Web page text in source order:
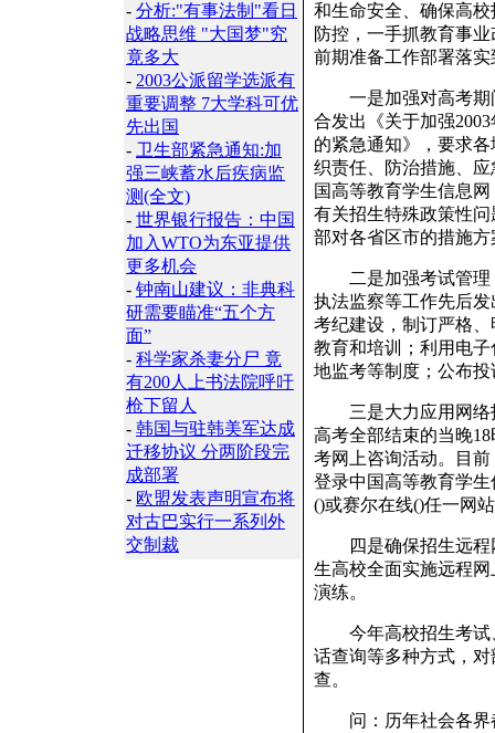
- 分析:"有事法制"看日
战略思维 "大国梦"究
竟多大
- 2003公派留学选派有
重要调整 7大学科可优
先出国
- 卫生部紧急通知:加
强三峡蓄水后疾病监
测(全文)
- 世界银行报告：中国
加入WTO为东亚提供
更多机会
- 钟南山建议：非典科
研需要瞄准“五个方
面”
- 科学家杀妻分尸 竟
有200人上书法院呼吁
枪下留人
- 韩国与驻韩美军达成
迁移协议 分两阶段完
成部署
- 欧盟发表声明宣布将
对古巴实行一系列外
交制裁
和生命安全、确保高
防控，一手抓教育事
前期准备工作部署落实
一是加强对高考期
合发出《关于加强
的紧急通知》，要求
织责任、防治措施、
国高等教育学生信息
有关招生特殊政策性
部对各省区市的措施
二是加强考试管理
执法监察等工作先后
考纪建设，制订严格
教育和培训；利用电
地监考等制度；公布
三是大力应用网络
高考全部结束的当晚
考网上咨询活动。目
登录中国高等教育学
()或赛尔在线()任一网
四是确保招生远程
生高校全面实施远程
演练。
今年高校招生考试
话查询等多种方式，
查。
问：历年社会各界